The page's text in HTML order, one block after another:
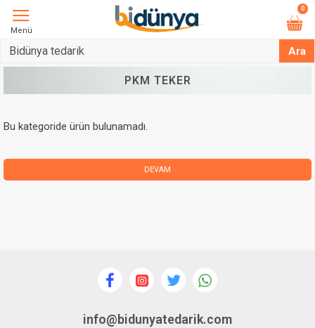
Menü
0
Ara
PKM TEKER
Bu kategoride ürün bulunamadı.
DEVAM
info@bidunyatedarik.com